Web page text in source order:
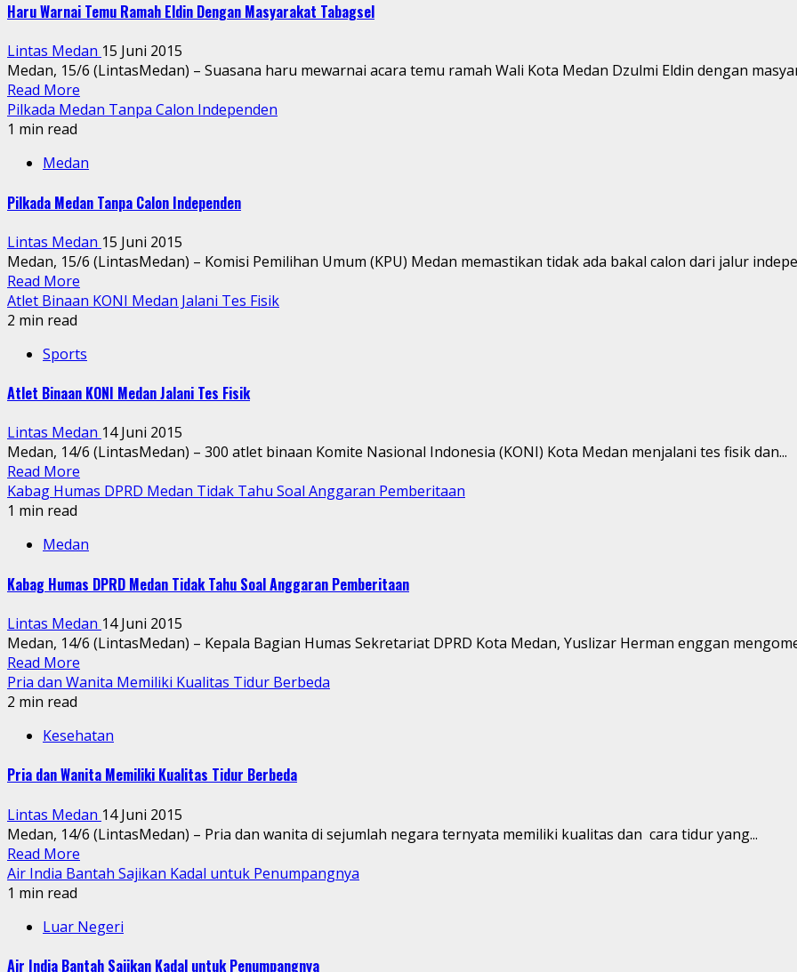
Haru Warnai Temu Ramah Eldin Dengan Masyarakat Tabagsel
Lintas Medan 15 Juni 2015
Medan, 15/6 (LintasMedan) – Suasana haru mewarnai acara temu ramah Wali Kota Medan Dzulmi Eldin dengan
Read More
Pilkada Medan Tanpa Calon Independen
1 min read
Medan
Pilkada Medan Tanpa Calon Independen
Lintas Medan 15 Juni 2015
Medan, 15/6 (LintasMedan) – Komisi Pemilihan Umum (KPU) Medan memastikan tidak ada bakal calon dari jalur
Read More
Atlet Binaan KONI Medan Jalani Tes Fisik
2 min read
Sports
Atlet Binaan KONI Medan Jalani Tes Fisik
Lintas Medan 14 Juni 2015
Medan, 14/6 (LintasMedan) – 300 atlet binaan Komite Nasional Indonesia (KONI) Kota Medan menjalani tes fisik dan...
Read More
Kabag Humas DPRD Medan Tidak Tahu Soal Anggaran Pemberitaan
1 min read
Medan
Kabag Humas DPRD Medan Tidak Tahu Soal Anggaran Pemberitaan
Lintas Medan 14 Juni 2015
Medan, 14/6 (LintasMedan) – Kepala Bagian Humas Sekretariat DPRD Kota Medan, Yuslizar Herman enggan
Read More
Pria dan Wanita Memiliki Kualitas Tidur Berbeda
2 min read
Kesehatan
Pria dan Wanita Memiliki Kualitas Tidur Berbeda
Lintas Medan 14 Juni 2015
Medan, 14/6 (LintasMedan) – Pria dan wanita di sejumlah negara ternyata memiliki kualitas dan cara tidur yang...
Read More
Air India Bantah Sajikan Kadal untuk Penumpangnya
1 min read
Luar Negeri
Air India Bantah Sajikan Kadal untuk Penumpangnya